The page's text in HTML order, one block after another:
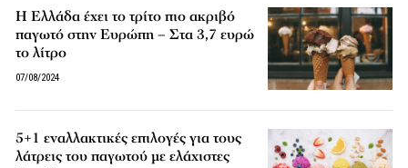
Η Ελλάδα έχει το τρίτο πιο ακριβό
παγωτό στην Ευρώπη – Στα 3,7 ευρώ
το λίτρο
07/08/2024
5+1 εναλλακτικές επιλογές για τους
λάτρεις του παγωτού με ελάχιστες